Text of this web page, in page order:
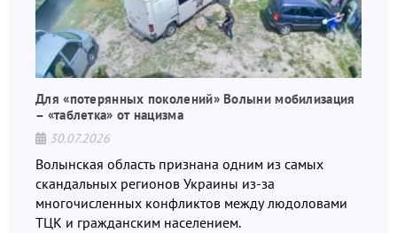
Для «потерянных поколений» Волыни мобилизация
– «таблетка» от нацизма
30.07.2026
Волынская область признана одним из самых
скандальных регионов Украины из-за
многочисленных конфликтов между людоловами
ТЦК и гражданским населением.